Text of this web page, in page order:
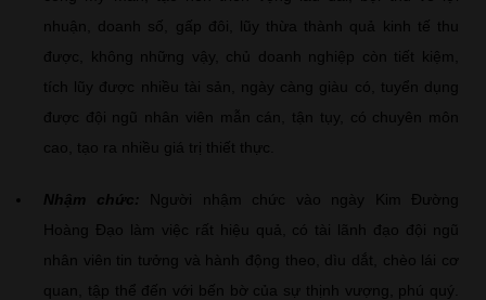
nhuận, doanh số, gấp đôi, lũy thừa thành quả kinh tế thu
được, không những vậy, chủ doanh nghiệp còn tiết kiệm,
tích lũy được nhiều tài sản, ngày càng giàu có, tuyển dụng
được đội ngũ nhân viên mẫn cán, tận tụy, có chuyên môn
cao, tạo ra nhiều giá trị thiết thực.
Nhậm chức: Người nhậm chức vào ngày Kim Đường
Hoàng Đạo làm việc rất hiệu quả, có tài lãnh đạo đội ngũ
nhân viên tin tưởng và hành động theo, dìu dắt, chèo lái cơ
quan, tập thể đến với bến bờ của sự thịnh vượng, phú quý.